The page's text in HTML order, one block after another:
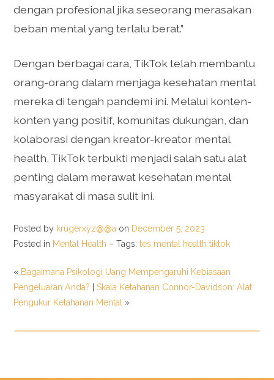
dengan profesional jika seseorang merasakan
beban mental yang terlalu berat.”
Dengan berbagai cara, TikTok telah membantu
orang-orang dalam menjaga kesehatan mental
mereka di tengah pandemi ini. Melalui konten-
konten yang positif, komunitas dukungan, dan
kolaborasi dengan kreator-kreator mental
health, TikTok terbukti menjadi salah satu alat
penting dalam merawat kesehatan mental
masyarakat di masa sulit ini.
Posted by krugerxyz@@a on December 5, 2023
Posted in Mental Health – Tags:tes mental health tiktok
« Bagaimana Psikologi Uang Mempengaruhi Kebiasaan
Pengeluaran Anda? |Skala Ketahanan Connor-Davidson: Alat
Pengukur Ketahanan Mental »